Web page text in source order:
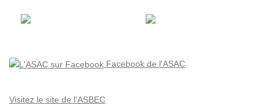
Facebook de l'ASAC
Visitez le site de l'ASBEC